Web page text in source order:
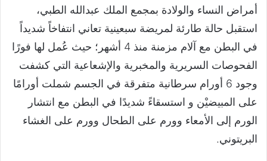
أمراض النساء والولادة بمجمع الملك عبدالله الطبي،
استقبل حالة طارئة لمريضة سبعينية تعاني انتفاخاً شديداً
في البطن مع آلام مزمنة منذ 4 أشهر؛ حيث عُمل لها فورًا
الفحوصات السريرية والمخبرية والإشعاعية التي كشفت
وجود 6 أورام سرطانية متفرقة في الجسم شملت أورامًا
على المبيضيْن و استسقاءً شديدًا في البطن مع انتشار
الورم إلى الأمعاء وورم على الطحال وورم على الغشاء
البريتوني.